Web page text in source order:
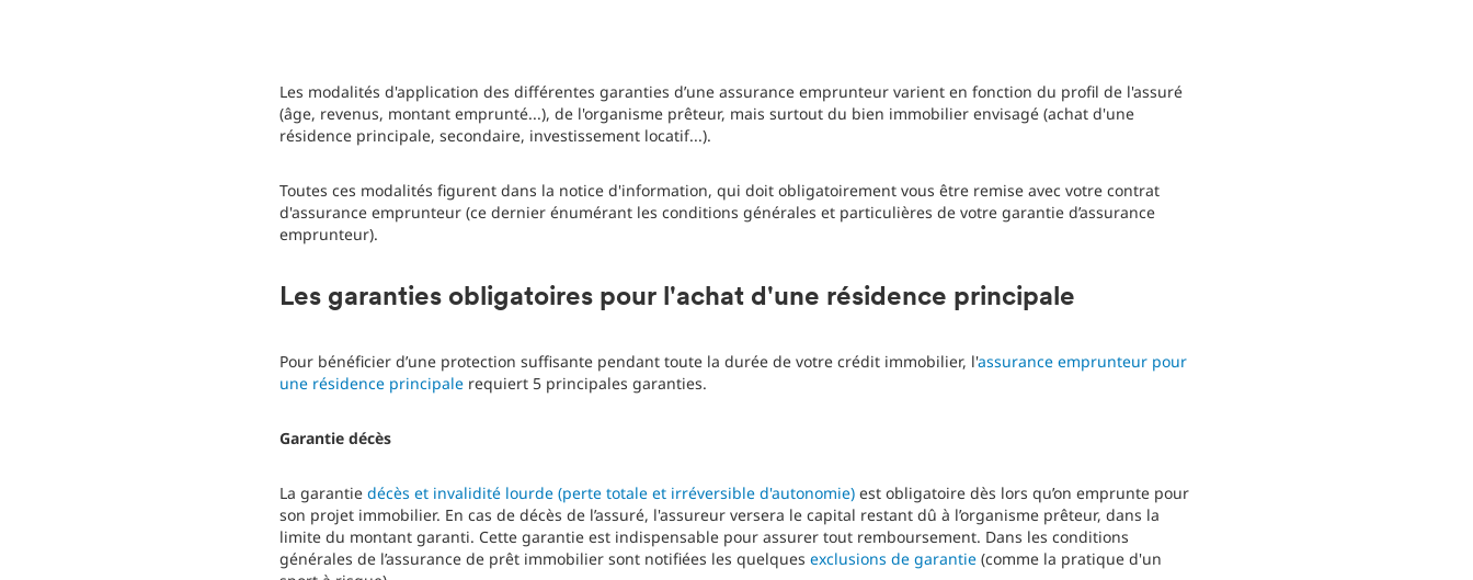
Les modalités d'application des différentes garanties d’une assurance emprunteur varient en fonction du profil de l'assuré
(âge, revenus, montant emprunté...), de l'organisme prêteur, mais surtout du bien immobilier envisagé (achat d'une
résidence principale, secondaire, investissement locatif...).
Toutes ces modalités figurent dans la notice d'information, qui doit obligatoirement vous être remise avec votre contrat
d'assurance emprunteur (ce dernier énumérant les conditions générales et particulières de votre garantie d’assurance
emprunteur).
Les garanties obligatoires pour l'achat d'une résidence principale
Pour bénéficier d’une protection suffisante pendant toute la durée de votre crédit immobilier, l'assurance emprunteur pour
une résidence principalerequiert 5 principales garanties.
Garantie décès
La garantie décès et invalidité lourde (perte totale et irréversible d'autonomie)est obligatoire dès lors qu’on emprunte pour
son projet immobilier. En cas de décès de l’assuré, l'assureur versera le capital restant dû à l’organisme prêteur, dans la
limite du montant garanti. Cette garantie est indispensable pour assurer tout remboursement. Dans les conditions
générales de l’assurance de prêt immobilier sont notifiées les quelques exclusions de garantie(comme la pratique d'un